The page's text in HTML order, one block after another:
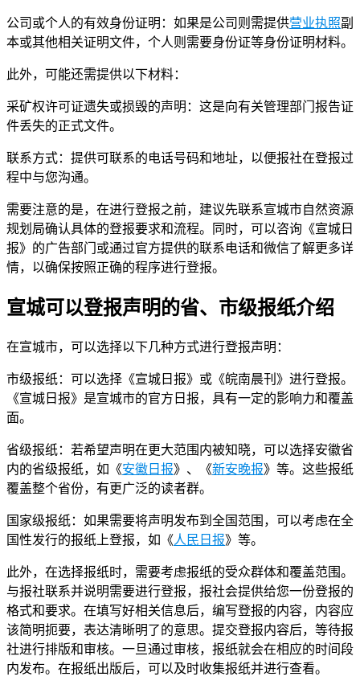
公司或个人的有效身份证明：如果是公司则需提供营业执照副
本或其他相关证明文件，个人则需要身份证等身份证明材料。
此外，可能还需提供以下材料：
采矿权许可证遗失或损毁的声明：这是向有关管理部门报告证
件丢失的正式文件。
联系方式：提供可联系的电话号码和地址，以便报社在登报过
程中与您沟通。
需要注意的是，在进行登报之前，建议先联系宣城市自然资源
规划局确认具体的登报要求和流程。同时，可以咨询《宣城日
报》的广告部门或通过官方提供的联系电话和微信了解更多详
情，以确保按照正确的程序进行登报。
宣城可以登报声明的省、市级报纸介绍
在宣城市，可以选择以下几种方式进行登报声明：
市级报纸：可以选择《宣城日报》或《皖南晨刊》进行登报。
《宣城日报》是宣城市的官方日报，具有一定的影响力和覆盖
面。
省级报纸：若希望声明在更大范围内被知晓，可以选择安徽省
内的省级报纸，如《安徽日报》、《新安晚报》等。这些报纸
覆盖整个省份，有更广泛的读者群。
国家级报纸：如果需要将声明发布到全国范围，可以考虑在全
国性发行的报纸上登报，如《人民日报》等。
此外，在选择报纸时，需要考虑报纸的受众群体和覆盖范围。
与报社联系并说明需要进行登报，报社会提供给您一份登报的
格式和要求。在填写好相关信息后，编写登报的内容，内容应
该简明扼要，表达清晰明了的意思。提交登报内容后，等待报
社进行排版和审核。一旦通过审核，报纸就会在相应的时间段
内发布。在报纸出版后，可以及时收集报纸并进行查看。